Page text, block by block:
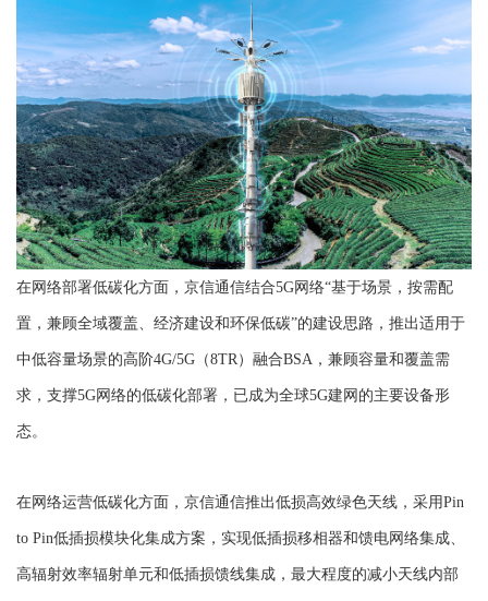
在网络部署低碳化方面，京信通信结合5G网络“基于场景，按需配
置，兼顾全域覆盖、经济建设和环保低碳”的建设思路，推出适用于
中低容量场景的高阶4G/5G（8TR）融合BSA，兼顾容量和覆盖需
求，支撑5G网络的低碳化部署，已成为全球5G建网的主要设备形
态。
在网络运营低碳化方面，京信通信推出低损高效绿色天线，采用Pin
to Pin低插损模块化集成方案，实现低插损移相器和馈电网络集成、
高辐射效率辐射单元和低插损馈线集成，最大程度的减小天线内部